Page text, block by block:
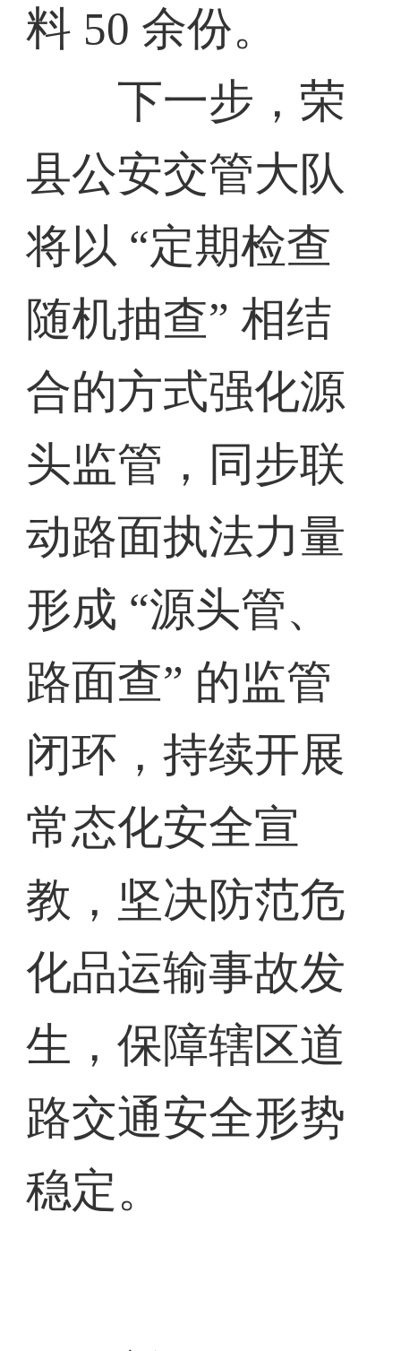
料 50 余份。
下一步，荣
县公安交管大队
将以 “定期检查
随机抽查” 相结
合的方式强化源
头监管，同步联
动路面执法力量
形成 “源头管、
路面查” 的监管
闭环，持续开展
常态化安全宣
教，坚决防范危
化品运输事故发
生，保障辖区道
路交通安全形势
稳定。